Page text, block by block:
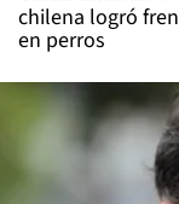
chilena logró
en perros